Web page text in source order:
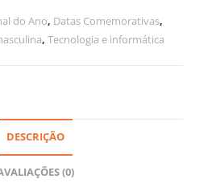
do Ano, Datas Comemorativas,
,Tecnologia e informática
DESCRIÇÃO
(0)